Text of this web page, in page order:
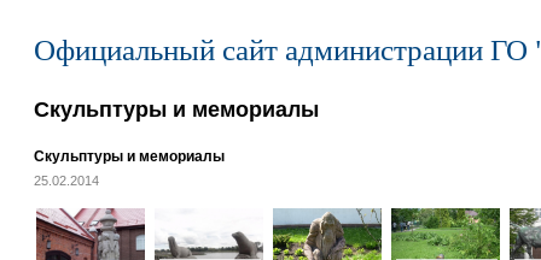
Официальный сайт администрации ГО
Скульптуры и мемориалы
Скульптуры и мемориалы
25.02.2014